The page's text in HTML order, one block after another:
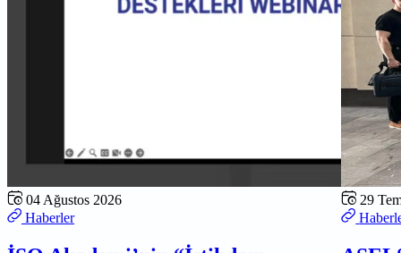
04 Ağustos 2026
Haberler
29